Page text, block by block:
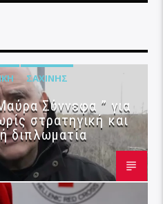
ΣΑΧΊΝΗΣ
Σύννεφα ” για
στρατηγική και
διπλωματία